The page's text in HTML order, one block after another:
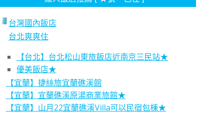
台灣國內飯店
台北爽爽住
【台北】台北松山東旅飯店近南京三民站★
優美飯店★
【宜蘭】捷絲旅宜蘭礁溪館
【宜蘭】宜蘭礁溪原湯商業旅館★
【宜蘭】山月22宜蘭礁溪Villa可以民宿包棟★